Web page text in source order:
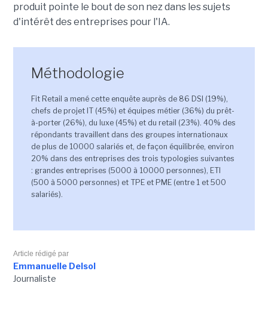
produit pointe le bout de son nez dans les sujets
d'intérêt des entreprises pour l'IA.
Méthodologie
Fit Retail a mené cette enquête auprès de 86 DSI (19%),
chefs de projet IT (45%) et équipes métier (36%) du prêt-
à-porter (26%), du luxe (45%) et du retail (23%). 40% des
répondants travaillent dans des groupes internationaux
de plus de 10000 salariés et, de façon équilibrée, environ
20% dans des entreprises des trois typologies suivantes
: grandes entreprises (5000 à 10000 personnes), ETI
(500 à 5000 personnes) et TPE et PME (entre 1 et 500
salariés).
Article rédigé par
Emmanuelle Delsol
Journaliste